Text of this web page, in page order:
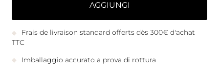
AGGIUNGI
Frais de livraison standard offerts dès 300€ d'achat
TTC
Imballaggio accurato a prova di rottura